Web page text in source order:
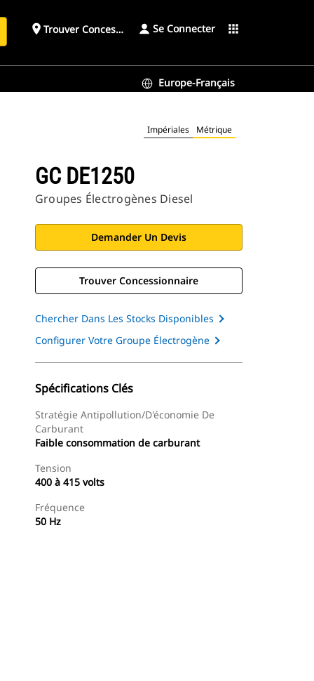
place Trouver ConcessionnaireSe Connecter apps
Europe-Français
Impériales Métrique
GC DE1250
Groupes Électrogènes Diesel
Demander Un Devis
Trouver Concessionnaire
Chercher Dans Les Stocks Disponibles
Configurer Votre Groupe Électrogène
Spécifications Clés
Stratégie Antipollution/d'économie De
Carburant
Faible consommation de carburant
Tension
400 à 415 volts
Fréquence
50 Hz